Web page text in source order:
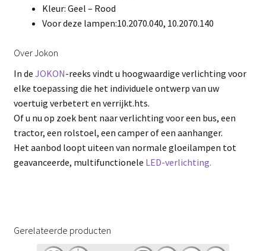
Kleur: Geel – Rood
Voor deze lampen:10.2070.040, 10.2070.140
Over Jokon
In de JOKON-reeks vindt u hoogwaardige verlichting voor
elke toepassing die het individuele ontwerp van uw
voertuig verbetert en verrijkt.hts.
Of u nu op zoek bent naar verlichting voor een bus, een
tractor, een rolstoel, een camper of een aanhanger.
Het aanbod loopt uiteen van normale gloeilampen tot
geavanceerde, multifunctionele LED-verlichting.
Gerelateerde producten